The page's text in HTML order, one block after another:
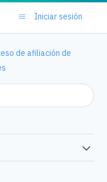
Iniciar sesión
de afiliación de